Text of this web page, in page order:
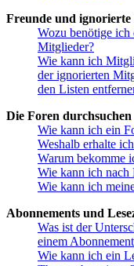
Freunde und
Wozu benötige ich
Mitglieder?
Wie kann ich
der ignorierten
den Listen
Die Foren durchsuchen
Wie kann ich ein
Weshalb erhalte
Warum bekomme
Wie kann ich nach
Wie kann ich
Abonnements und
Was ist der
einem
Wie kann ich ein